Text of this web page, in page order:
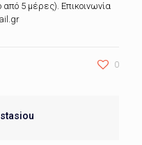
5 μέρες). Επικοινωνία
0